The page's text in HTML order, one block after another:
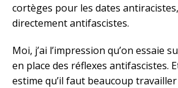
cortèges pour les dates
directement antifascistes.
Moi, j’ai l’impression qu’on essaie
en place des réflexes antifascistes.
estime qu’il faut beaucoup